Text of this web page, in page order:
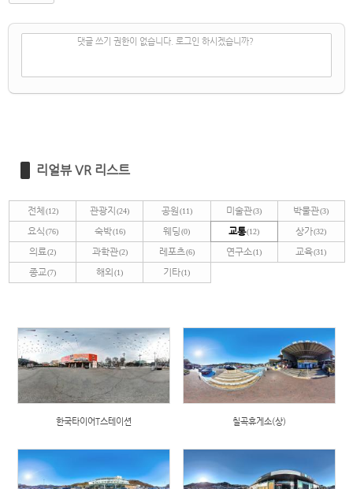
댓글 쓰기 권한이 없습니다. 로그인 하시겠습니까?
리얼뷰 VR 리스트
전체(12) 관광지 (24) 공원(11) 미술관(3) 박물관(3)
요식(76) 숙박(16) 웨딩 (0) 교통(12) 상가(32)
의료(2) 과학관(2) 레포츠(6) 연구소(1) 교육(31)
종교(7) 해외 (1) 기타(1)
한국타이어T스테이션 칠곡휴게소(상)